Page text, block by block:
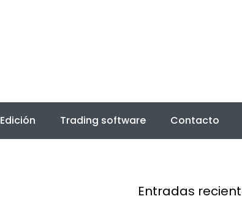
Edición Trading software Contacto
Entradas